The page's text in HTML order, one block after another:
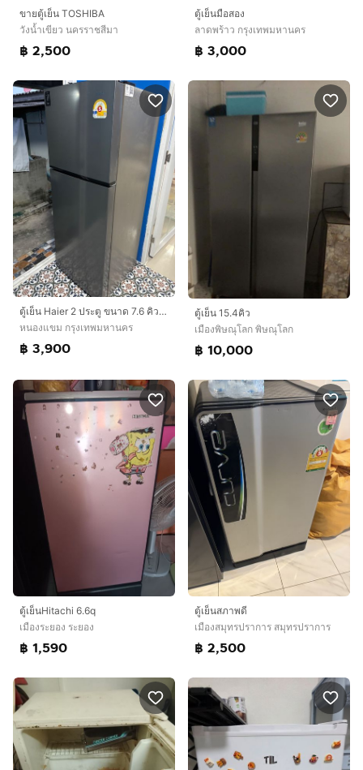
ขายตู้เย็น TOSHIBA
วังน้ำเขียว นครราชสีมา
฿ 2,500
ตู้เย็นมือสอง
ลาดพร้าว กรุงเทพมหานคร
฿ 3,000
ตู้เย็น Haier 2 ประตู ขนาด 7.6 คิว ความจุ 216 ลิตร
หนองแขม กรุงเทพมหานคร
฿ 3,900
ตู้เย็น 15.4คิว
เมืองพิษณุโลก พิษณุโลก
฿ 10,000
ตู้เย็นHitachi 6.6q
เมืองระยอง ระยอง
฿ 1,590
ตู้เย็นสภาพดี
เมืองสมุทรปราการ สมุทรปราการ
฿ 2,500